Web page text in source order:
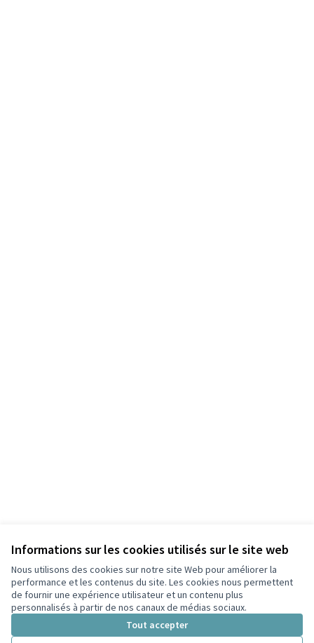
Informations sur les cookies utilisés sur le site web
Nous utilisons des cookies sur notre site Web pour améliorer la
performance et les contenus du site. Les cookies nous permettent
de fournir une expérience utilisateur et un contenu plus
personnalisés à partir de nos canaux de médias sociaux.
Tout accepter
Conditions d'utilisation
Paramètres des cookies
Participez Villeurbanne sur X
(Lien externe)
Participez Villeurbanne sur Facebook
Participez Villeurbanne sur Instagram
Participez Villeurbanne sur YouTube
(Lien externe)